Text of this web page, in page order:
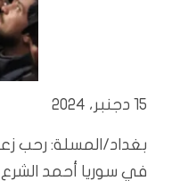
15 دجنبر، 2024
بغداد/المسلة: رحب
في سوريا أحمد الشرع